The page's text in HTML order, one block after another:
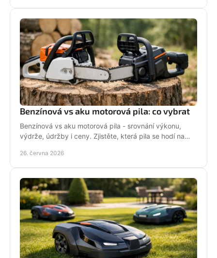
Benzínová vs aku motorová pila: co vybrat
Benzínová vs aku motorová pila - srovnání výkonu,
výdrže, údržby i ceny. Zjistěte, která pila se hodí na
26. června 2026